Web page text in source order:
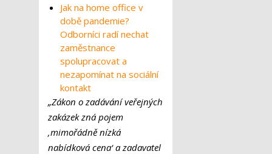
Jak na home office v
době pandemie?
Odborníci radí nechat
zaměstnance
spolupracovat a
nezapomínat na sociální
kontakt
„Zákon o zadávání veřejných
zakázek zná pojem
‚mimořádně nízká
nabídková cena‘ a zadavatel